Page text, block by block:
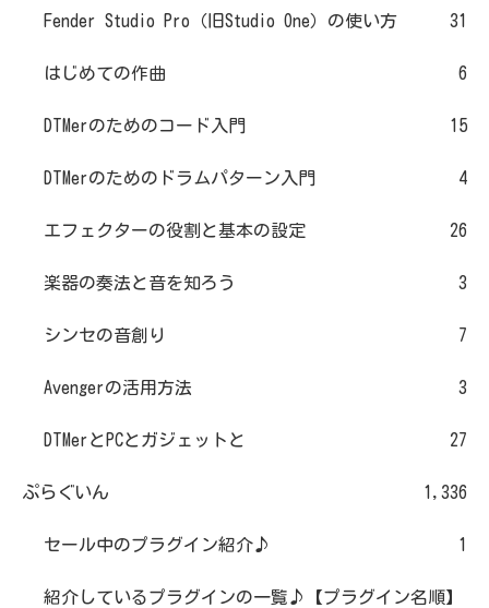
Fender Studio Pro（旧Studio One）の使い方 31
はじめての作曲 6
DTMerのためのコード入門 15
DTMerのためのドラムパターン入門 4
エフェクターの役割と基本の設定 26
楽器の奏法と音を知ろう 3
シンセの音創り 7
Avengerの活用方法 3
DTMerとPCとガジェットと 27
ぷらぐいん 1,336
セール中のプラグイン紹介♪ 1
紹介しているプラグインの一覧♪【プラグイン名順】